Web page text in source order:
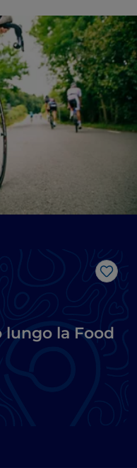
Like
lungo la Food